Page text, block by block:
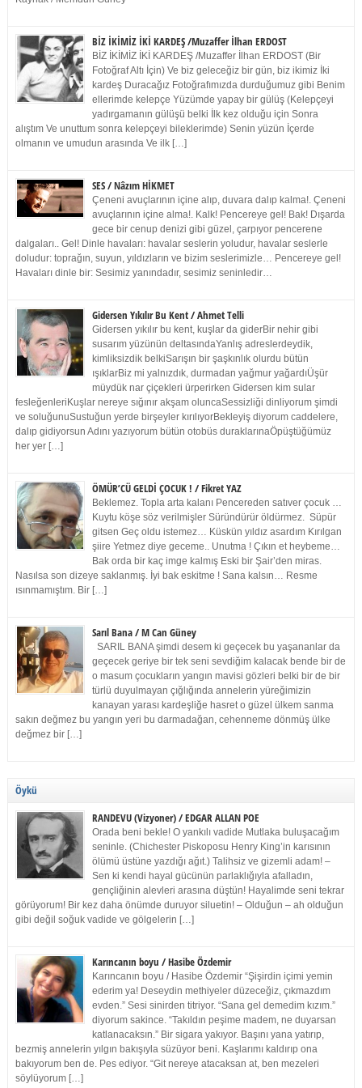
BİZ İKİMİZ İKİ KARDEŞ /Muzaffer İlhan ERDOST
BİZ İKİMİZ İKİ KARDEŞ /Muzaffer İlhan ERDOST (Bir
Fotoğraf Altı İçin) Ve biz geleceğiz bir gün, biz ikimiz İki
kardeş Duracağız Fotoğrafımızda durduğumuz gibi Benim
ellerimde kelepçe Yüzümde yapay bir gülüş (Kelepçeyi
yadırgamanın gülüşü belki İlk kez olduğu için Sonra
alıştım Ve unuttum sonra kelepçeyi bileklerimde) Senin yüzün İçerde
olmanın ve umudun arasında Ve ilk […]
SES / Nâzım HİKMET
Çeneni avuçlarının içine alıp, duvara dalıp kalma!. Çeneni
avuçlarının içine alma!. Kalk! Pencereye gel! Bak! Dışarda
gece bir cenup denizi gibi güzel, çarpıyor pencerene
dalgaları.. Gel! Dinle havaları: havalar seslerin yoludur, havalar seslerle
doludur: toprağın, suyun, yıldızların ve bizim seslerimizle… Pencereye gel!
Havaları dinle bir: Sesimiz yanındadır, sesimiz seninledir…
Gidersen Yıkılır Bu Kent / Ahmet Telli
Gidersen yıkılır bu kent, kuşlar da giderBir nehir gibi
susarım yüzünün deltasındaYanlış adreslerdeydik,
kimliksizdik belkiSarışın bir şaşkınlık olurdu bütün
ışıklarBiz mi yalnızdık, durmadan yağmur yağardıÜşür
müydük nar çiçekleri ürperirken Gidersen kim sular
fesleğenleriKuşlar nereye sığınır akşam oluncaSessizliği dinliyorum şimdi
ve soluğunuSustuğun yerde birşeyler kırılıyorBekleyiş diyorum caddelere,
dalıp gidiyorsun Adını yazıyorum bütün otobüs duraklarınaÖpüştüğümüz
her yer […]
ÖMÜR’CÜ GELDİ ÇOCUK ! / Fikret YAZ
Beklemez. Topla arta kalanı Pencereden satıver çocuk …
Kuytu köşe söz verilmişler Süründürür öldürmez. Süpür
gitsen Geç oldu istemez… Küskün yıldız asardım Kırılgan
şiire Yetmez diye geceme.. Unutma ! Çıkın et heybeme…
Bak orda bir kaç imge kalmış Eski bir Şair’den miras.
Nasılsa son dizeye saklanmış. İyi bak eskitme ! Sana kalsın… Resme
ısınmamıştım. Bir […]
Sarıl Bana / M Can Güney
SARIL BANA şimdi desem ki geçecek bu yaşananlar da
geçecek geriye bir tek seni sevdiğim kalacak bende bir de
o masum çocukların yangın mavisi gözleri belki bir de bir
türlü duyulmayan çığlığında annelerin yüreğimizin
kanayan yarası kardeşliğe hasret o güzel ülkem sanma
sakın değmez bu yangın yeri bu darmadağan, cehenneme dönmüş ülke
değmez bir […]
Öykü
RANDEVU (Vizyoner) / EDGAR ALLAN POE
Orada beni bekle! O yankılı vadide Mutlaka buluşacağım
seninle. (Chichester Piskoposu Henry King’in karısının
ölümü üstüne yazdığı ağıt.) Talihsiz ve gizemli adam! –
Sen ki kendi hayal gücünün parlaklığıyla afalladın,
gençliğinin alevleri arasına düştün! Hayalimde seni tekrar
görüyorum! Bir kez daha önümde duruyor siluetin! – Olduğun – ah olduğun
gibi değil soğuk vadide ve gölgelerin […]
Karıncanın boyu / Hasibe Özdemir
Karıncanın boyu / Hasibe Özdemir “Şişirdin içimi yemin
ederim ya! Deseydin methiyeler düzeceğiz, çıkmazdım
evden.” Sesi sinirden titriyor. “Sana gel demedim kızım.”
diyorum sakince. “Takıldın peşime madem, ne duyarsan
katlanacaksın.” Bir sigara yakıyor. Başını yana yatırıp,
bezmiş annelerin yılgın bakışıyla süzüyor beni. Kaşlarımı kaldırıp ona
bakıyorum ben de. Pes ediyor. “Git nereye atacaksan at, ben mezeleri
söylüyorum […]